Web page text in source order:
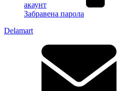
акаунт
Забравена парола
Delamart